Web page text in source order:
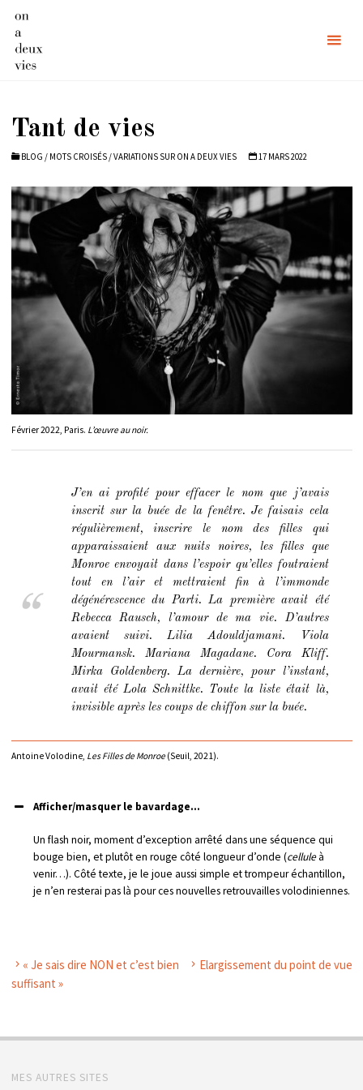
content
Tant de vies
BLOG / MOTS CROISÉS /VARIATIONS SUR ON A DEUX VIES 17 MARS 2022
Février 2022, Paris. L’œuvre au noir.
J’en ai profité pour effacer le nom que j’avais
inscrit sur la buée de la fenêtre. Je faisais cela
régulièrement, inscrire le nom des filles qui
apparaissaient aux nuits noires, les filles que
Monroe envoyait dans l’espoir qu’elles foutraient
tout en l’air et mettraient fin à l’immonde
dégénérescence du Parti. La première avait été
Rebecca Rausch, l’amour de ma vie. D’autres
avaient suivi. Lilia Adouldjamani. Viola
Mourmansk. Mariana Magadane. Cora Kliff.
Mirka Goldenberg. La dernière, pour l’instant,
avait été Lola Schnittke. Toute la liste était là,
invisible après les coups de chiffon sur la buée.
Antoine Volodine, Les Filles de Monroe(Seuil, 2021).
Afficher/masquer le bavardage...
Un flash noir, moment d’exception arrêté dans une séquence qui
bouge bien, et plutôt en rouge côté longueur d’onde (celluleà
venir…). Côté texte, je le joue aussi simple et trompeur échantillon,
je n’en resterai pas là pour ces nouvelles retrouvailles volodiniennes.
« Je sais dire NON et c’est bien
suffisant »
Elargissement du point de vue
MES AUTRES SITES